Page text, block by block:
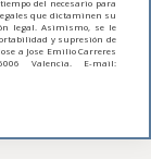
del necesario para
que dictaminen su
legal. Asimismo, se le
y supresión de
a Jose Emilio Carreres
Valencia. E-mail: